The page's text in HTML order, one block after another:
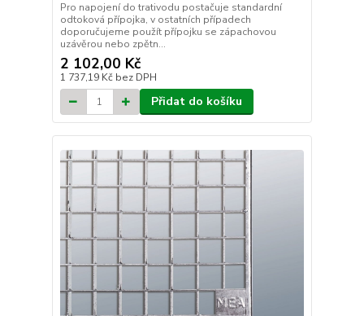
Pro napojení do trativodu postačuje standardní
odtoková přípojka, v ostatních případech
doporučujeme použít přípojku se zápachovou
uzávěrou nebo zpětn...
2 102,00 Kč
1 737,19 Kč bez DPH
Přidat do košíku